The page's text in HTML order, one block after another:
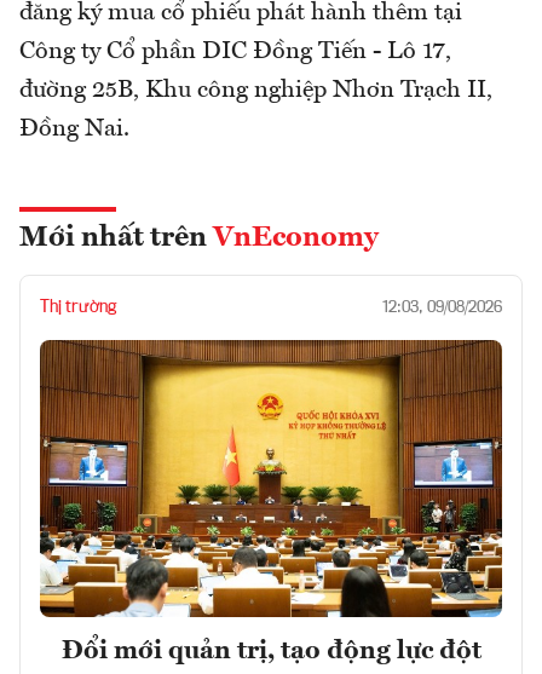
đăng ký mua cổ phiếu phát hành thêm tại
Công ty Cổ phần DIC Đồng Tiến - Lô 17,
đường 25B, Khu công nghiệp Nhơn Trạch II,
Đồng Nai.
Mới nhất trên VnEconomy
Thị trường 12:03, 09/08/2026
Đổi mới quản trị, tạo động lực đột